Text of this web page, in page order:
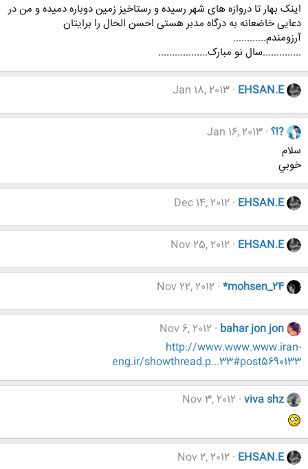
اینک بهار تا دروازه های شهر رسیده و رستاخیز زمین دوباره دمیده و من در
دعایی خاضعانه به درگاه مدبر هستی احسن الحال را برایتان
آرزومندم............
..............سال نو مبارک..................
EHSAN.E
Jan 18, 2013
?!؟ Jan 16, 2013
سلام
خوبي
EHSAN.E
Dec 14, 2012
EHSAN.E
Nov 25, 2012
*mohsen_24
Nov 22, 2012
bahar jon jon
Nov 6, 2012
http://www.www.www.iran-
eng.ir/showthread.p...33#post5690133
viva shz
Nov 3, 2012
EHSAN.E
Nov 2, 2012